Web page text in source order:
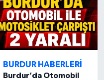
BURDUR HABERLERİ
Burdur’da Otomobil